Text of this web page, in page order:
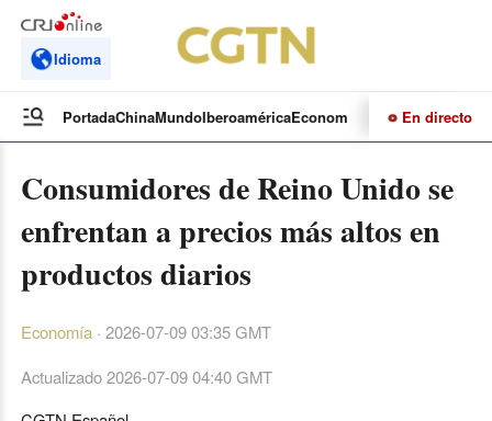
Idioma
PortadaChinaMundoIberoaméricaEconomía CulturaDeportes
En directo
Consumidores de Reino Unido se
enfrentan a precios más altos en
productos diarios
Economía· 2026-07-09 03:35 GMT
Actualizado2026-07-09 04:40 GMT